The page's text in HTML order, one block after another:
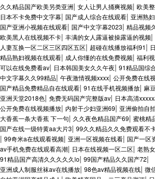
久久精品国产欧美另类亚洲| 女人让男人捅爽视频| 欧美
日本不卡免费中文字幕| 国产成人综合在线观看| 亚洲熟
国产亚洲小视频在线观看| 国产中文字幕2023| 精品视频
欧美黑人在线视频不卡| 丰满的女人露逼被操露逼的视频|
人妻互换一区二区三区四区五区| 超碰在线播放福利91|
精品熟妇视频在线观看| 成人你懂的在线免费视频| 福利
可以在线免费看av| 日本韩国美女久久午夜| 91精品国综
中文字幕久久99精品| 午夜激情视频xxxx| 公开免费在线
国产精品免费精品自在线观看| 91在线手机视频播放| 麻
亚洲天堂2018色| 免费无码国产完整版av| 日本高清
公开免费在线视频播放| 内射干少妇亚洲69| 亚洲偷拍自
大香蕉一条大香蕉 下一句| 久久夜色精品国产69| 蜜桃精
国产在线一级特黄aa大片3| 99久久精品久久免费观看不
| 99奇米a在线观看视频| 亚洲一区视频在线看| 国产一区
av手机免费在线观看高潮| 日本在线视频一区二区| 老熟
91精品国产高清久久久久久lo| 99国产精品久久国产72|
亚洲成人制服丝袜av在线播放| 98色av精品视频在线| 微